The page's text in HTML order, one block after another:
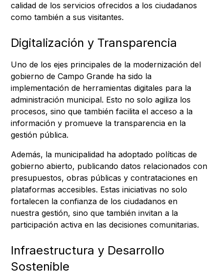
calidad de los servicios ofrecidos a los ciudadanos
como también a sus visitantes.
Digitalización y Transparencia
Uno de los ejes principales de la modernización del
gobierno de Campo Grande ha sido la
implementación de herramientas digitales para la
administración municipal. Esto no solo agiliza los
procesos, sino que también facilita el acceso a la
información y promueve la transparencia en la
gestión pública.
Además, la municipalidad ha adoptado políticas de
gobierno abierto, publicando datos relacionados con
presupuestos, obras públicas y contrataciones en
plataformas accesibles. Estas iniciativas no solo
fortalecen la confianza de los ciudadanos en
nuestra gestión, sino que también invitan a la
participación activa en las decisiones comunitarias.
Infraestructura y Desarrollo
Sostenible